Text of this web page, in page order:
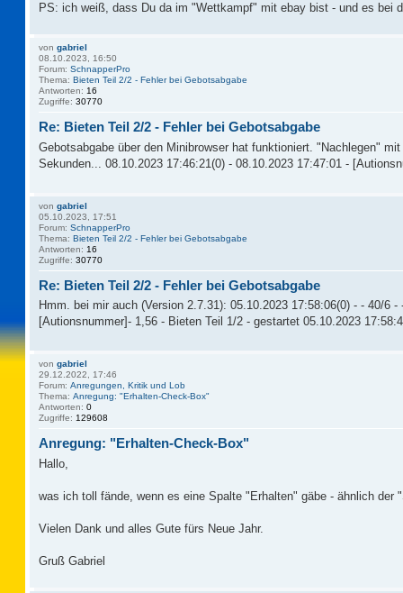
PS: ich weiß, dass Du da im "Wettkampf" mit ebay bist - und es bei
von gabriel
08.10.2023, 16:50
Forum: SchnapperPro
Thema: Bieten Teil 2/2 - Fehler bei Gebotsabgabe
Antworten: 16
Zugriffe: 30770
Re: Bieten Teil 2/2 - Fehler bei Gebotsabgabe
Gebotsabgabe über den Minibrowser hat funktioniert. "Nachlegen"
Sekunden... 08.10.2023 17:46:21(0) - 08.10.2023 17:47:01 -
von gabriel
05.10.2023, 17:51
Forum: SchnapperPro
Thema: Bieten Teil 2/2 - Fehler bei Gebotsabgabe
Antworten: 16
Zugriffe: 30770
Re: Bieten Teil 2/2 - Fehler bei Gebotsabgabe
Hmm. bei mir auch (Version 2.7.31): 05.10.2023 17:58:06(0) - - 40/6
[Autionsnummer]- 1,56 - Bieten Teil 1/2 - gestartet 05.10.2023
von gabriel
29.12.2022, 17:46
Forum: Anregungen, Kritik und Lob
Thema: Anregung: "Erhalten-Check-Box"
Antworten: 0
Zugriffe: 129608
Anregung: "Erhalten-Check-Box"
Hallo,
was ich toll fände, wenn es eine Spalte "Erhalten" gäbe - ähnlich
Vielen Dank und alles Gute fürs Neue Jahr.
Gruß Gabriel